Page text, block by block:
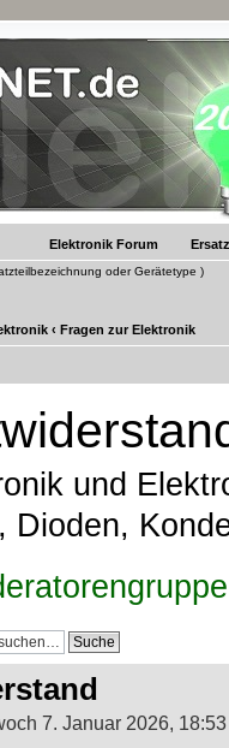
Elektronik Forum
oder Gerätetype )
‹ Fragen zur Elektronik
und
Dioden,
7. Januar 2026, 18:53